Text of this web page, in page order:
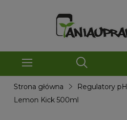
Strona główna Regulatory pH
Lemon Kick 500ml